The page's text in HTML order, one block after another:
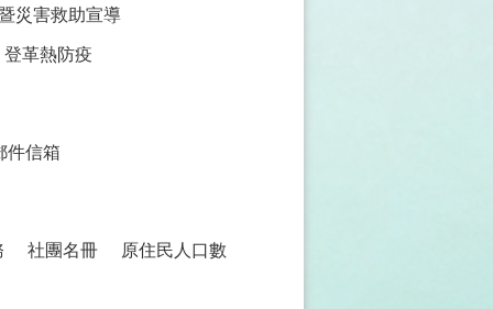
災害救助宣導
登革熱防疫
件信箱
社團名冊 原住民人口數